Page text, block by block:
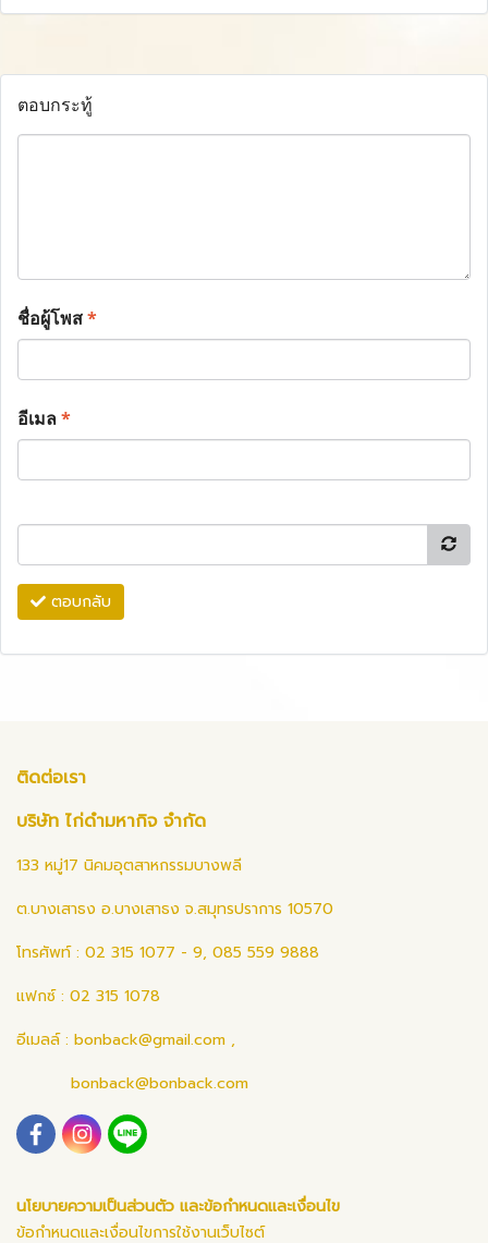
ตอบกระทู้
ชื่อผู้โพส*
อีเมล*
ตอบกลับ
ติดต่อเรา
บริษัท ไก่ดำมหากิจ จำกัด
133 หมู่17 นิคมอุตสาหกรรมบางพลี
ต.บางเสาธง อ.บางเสาธง จ.สมุทรปราการ 10570
โทรศัพท์ : 02 315 1077 - 9, 085 559 9888
แฟกซ์ : 02 315 1078
อีเมลล์ : bonback@gmail.com ,
bonback@bonback.com
นโยบายความเป็นส่วนตัว และข้อกำหนดและเงื่อนไข
ข้อกำหนดและเงื่อนไขการใช้งานเว็บไซต์